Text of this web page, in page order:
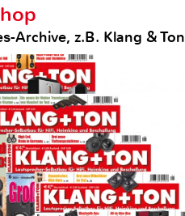
Archive, z.B. Klang & Ton